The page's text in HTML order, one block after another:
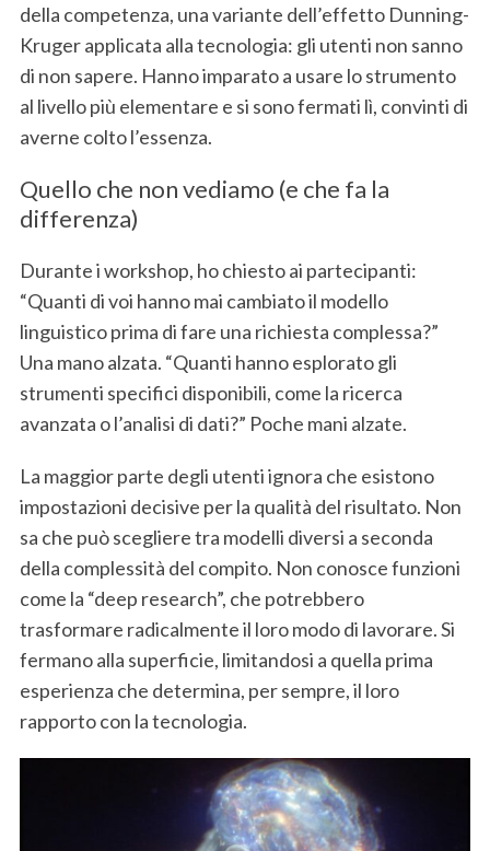
della competenza, una variante dell’effetto Dunning-
Kruger applicata alla tecnologia: gli utenti non sanno
di non sapere. Hanno imparato a usare lo strumento
al livello più elementare e si sono fermati lì, convinti di
averne colto l’essenza.
Quello che non vediamo (e che fa la
differenza)
Durante i workshop, ho chiesto ai partecipanti:
“Quanti di voi hanno mai cambiato il modello
linguistico prima di fare una richiesta complessa?”
Una mano alzata. “Quanti hanno esplorato gli
strumenti specifici disponibili, come la ricerca
avanzata o l’analisi di dati?” Poche mani alzate.
La maggior parte degli utenti ignora che esistono
impostazioni decisive per la qualità del risultato. Non
sa che può scegliere tra modelli diversi a seconda
della complessità del compito. Non conosce funzioni
come la “deep research”, che potrebbero
trasformare radicalmente il loro modo di lavorare. Si
fermano alla superficie, limitandosi a quella prima
esperienza che determina, per sempre, il loro
rapporto con la tecnologia.